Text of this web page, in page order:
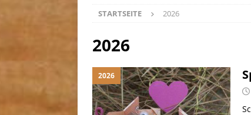
[ 20. Juli 2026 ]
STARTSEITE 2026
2026
2026